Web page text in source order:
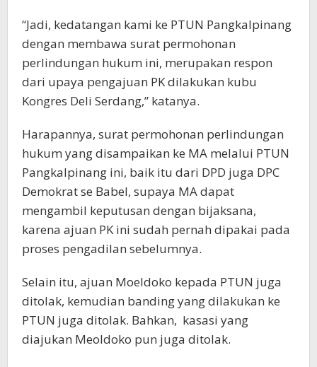
“Jadi, kedatangan kami ke PTUN Pangkalpinang
dengan membawa surat permohonan
perlindungan hukum ini, merupakan respon
dari upaya pengajuan PK dilakukan kubu
Kongres Deli Serdang,” katanya.
Harapannya, surat permohonan perlindungan
hukum yang disampaikan ke MA melalui PTUN
Pangkalpinang ini, baik itu dari DPD juga DPC
Demokrat se Babel, supaya MA dapat
mengambil keputusan dengan bijaksana,
karena ajuan PK ini sudah pernah dipakai pada
proses pengadilan sebelumnya.
Selain itu, ajuan Moeldoko kepada PTUN juga
ditolak, kemudian banding yang dilakukan ke
PTUN juga ditolak. Bahkan, kasasi yang
diajukan Meoldoko pun juga ditolak.